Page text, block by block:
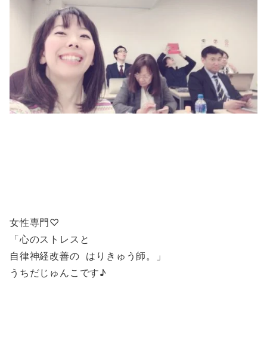
女性専門♡
「心のストレスと
自律神経改善の はりきゅう師。」
うちだじゅんこです♪